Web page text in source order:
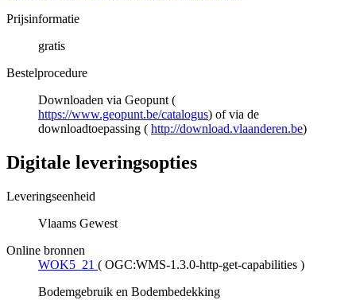
Prijsinformatie
gratis
Bestelprocedure
Downloaden via Geopunt (
https://www.geopunt.be/catalogus) of via de
downloadtoepassing ( http://download.vlaanderen.be)
Digitale leveringsopties
Leveringseenheid
Vlaams Gewest
Online bronnen
WOK5_21 ( OGC:WMS-1.3.0-http-get-capabilities )
Bodemgebruik en Bodembedekking